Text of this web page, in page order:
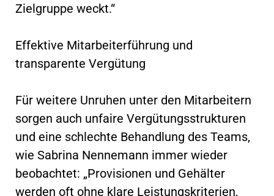
Zielgruppe weckt.“
Effektive Mitarbeiterführung und
transparente Vergütung
Für weitere Unruhen unter den Mitarbeitern
sorgen auch unfaire Vergütungsstrukturen
und eine schlechte Behandlung des Teams,
wie Sabrina Nennemann immer wieder
beobachtet: „Provisionen und Gehälter
werden oft ohne klare Leistungskriterien,